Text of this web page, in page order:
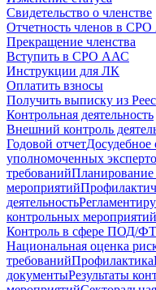
Свидетельство о членстве
Отчетность членов в
Прекращение членства
Вступить в СРО ААС
Инструкции для ЛК
Оплатить взносы
Получить выписку из
Контрольная деятельность
Внешний контроль
Годовой отчетДосудебное
уполномоченных
требований
мероприятий
деятельность
контрольных мероприятий
Контроль в сфере ПОД/
Национальная оценка
требованийПрофилактика
документыРезультаты